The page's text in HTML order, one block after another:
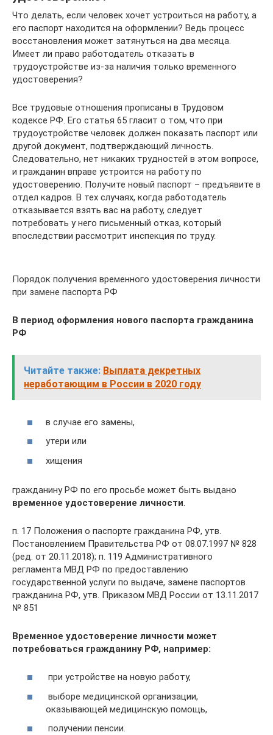
Что делать, если человек хочет устроиться на работу, а
его паспорт находится на оформлении? Ведь процесс
восстановления может затянуться на два месяца.
Имеет ли право работодатель отказать в
трудоустройстве из-за наличия только временного
удостоверения?
Все трудовые отношения прописаны в Трудовом
кодексе РФ. Его статья 65 гласит о том, что при
трудоустройстве человек должен показать паспорт или
другой документ, подтверждающий личность.
Следовательно, нет никаких трудностей в этом вопросе,
и гражданин вправе устроится на работу по
удостоверению. Получите новый паспорт – предъявите в
отдел кадров. В тех случаях, когда работодатель
отказывается взять вас на работу, следует
потребовать у него письменный отказ, который
впоследствии рассмотрит инспекция по труду.
Порядок получения временного удостоверения личности
при замене паспорта РФ
В период оформления нового паспорта гражданина
РФ
Читайте также: Выплата декретных
неработающим в России в 2020 году
в случае его замены,
утери или
хищения
гражданину РФ по его просьбе может быть выдано
временное удостоверение личности.
п. 17 Положения о паспорте гражданина РФ, утв.
Постановлением Правительства РФ от 08.07.1997 № 828
(ред. от 20.11.2018); п. 119 Административного
регламента МВД РФ по предоставлению
государственной услуги по выдаче, замене паспортов
гражданина РФ, утв. Приказом МВД России от 13.11.2017
№ 851
Временное удостоверение личности может
потребоваться гражданину РФ, например:
при устройстве на новую работу,
выборе медицинской организации,
оказывающей медицинскую помощь,
получении пенсии.